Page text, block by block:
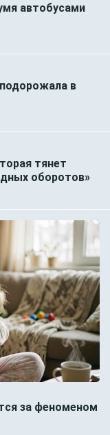
автобусами
в
тянет
оборотов»
за феноменом